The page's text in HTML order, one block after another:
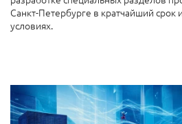
Санкт-Петербурге в кратчайший срок
условиях.